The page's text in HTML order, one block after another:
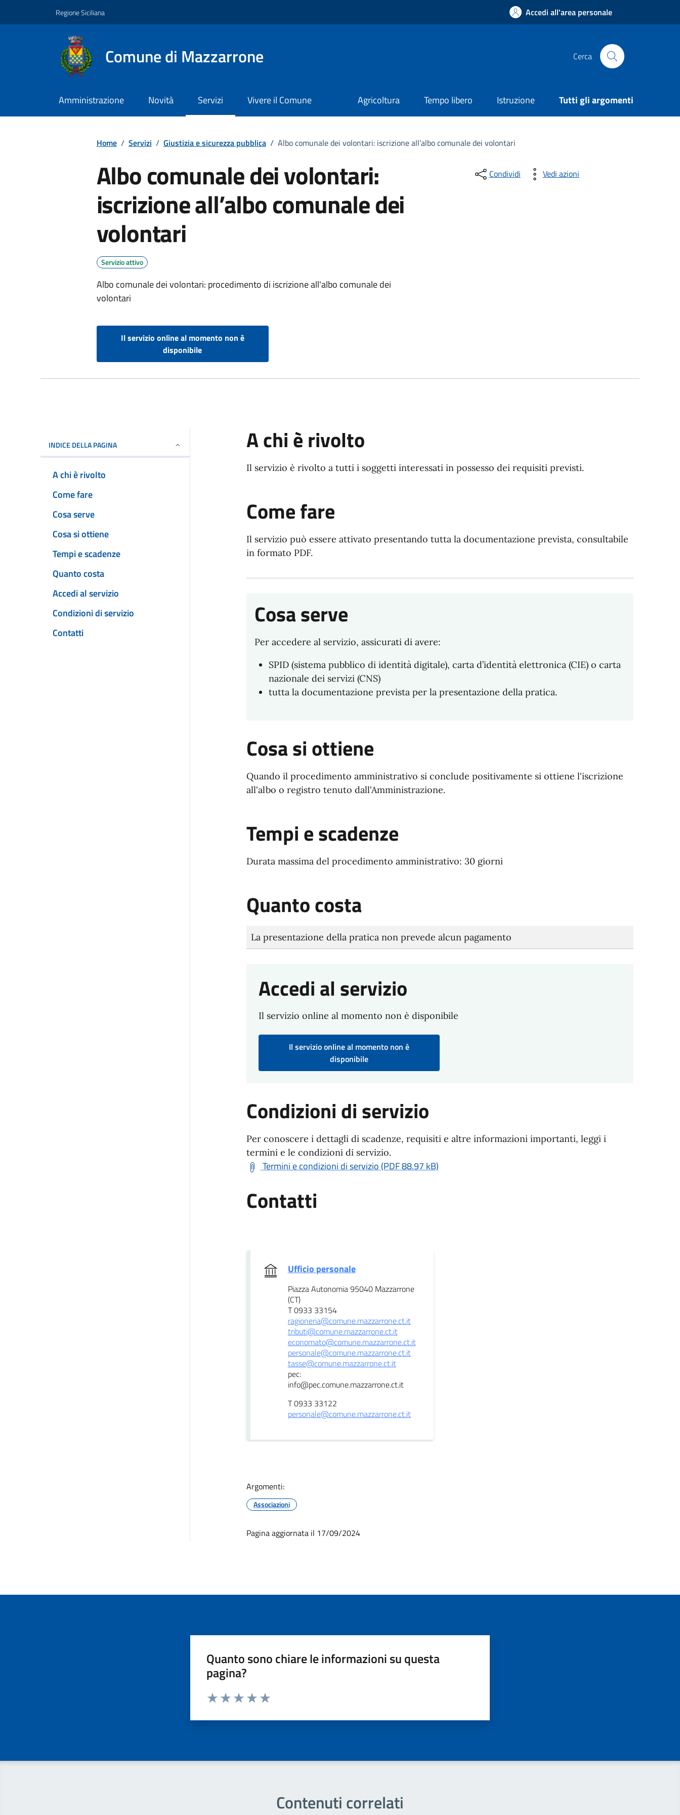
Regione Siciliana Accedi all'area personale
Comune di Mazzarrone Cerca
Amministrazione Novità Servizi Vivere il Comune Agricoltura Tempo libero Istruzione Tutti gli argomenti
Home / Servizi / Giustizia e sicurezza pubblica / Albo comunale dei volontari: iscrizione all’albo comunale dei volontari
Albo comunale dei volontari:
iscrizione all’albo comunale dei
volontari
Servizio attivo
Albo comunale dei volontari: procedimento di iscrizione all'albo comunale dei
volontari
Il servizio online al momento non è
disponibile
Condividi Vedi azioni
INDICE DELLA PAGINA
A chi è rivolto
Come fare
Cosa serve
Cosa si ottiene
Tempi e scadenze
Quanto costa
Accedi al servizio
Condizioni di servizio
Contatti
A chi è rivolto
Il servizio è rivolto a tutti i soggetti interessati in possesso dei requisiti previsti.
Come fare
Il servizio può essere attivato presentando tutta la documentazione prevista, consultabile
in formato PDF.
Cosa serve
Per accedere al servizio, assicurati di avere:
SPID (sistema pubblico di identità digitale), carta d’identità elettronica (CIE) o carta
nazionale dei servizi (CNS)
tutta la documentazione prevista per la presentazione della pratica.
Cosa si ottiene
Quando il procedimento amministrativo si conclude positivamente si ottiene l'iscrizione
all'albo o registro tenuto dall'Amministrazione.
Tempi e scadenze
Durata massima del procedimento amministrativo: 30 giorni
Quanto costa
La presentazione della pratica non prevede alcun pagamento
Accedi al servizio
Il servizio online al momento non è disponibile
Il servizio online al momento non è
disponibile
Condizioni di servizio
Per conoscere i dettagli di scadenze, requisiti e altre informazioni importanti, leggi i
termini e le condizioni di servizio.
Termini e condizioni di servizio (PDF 88.97 kB)
Contatti
Ufficio personale
Piazza Autonomia 95040 Mazzarrone
(CT)
T 0933 33154
ragioneria@comune.mazzarrone.ct.it
tributi@comune.mazzarrone.ct.it
economato@comune.mazzarrone.ct.it
personale@comune.mazzarrone.ct.it
tasse@comune.mazzarrone.ct.it
pec:
info@pec.comune.mazzarrone.ct.it
T 0933 33122
personale@comune.mazzarrone.ct.it
Argomenti:
Associazioni
Pagina aggiornata il 17/09/2024
Quanto sono chiare le informazioni su questa
pagina?
Contenuti correlati